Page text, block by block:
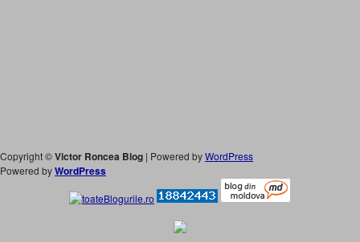
Copyright ©Victor Roncea Blog | Powered byWordPress
Powered byWordPress